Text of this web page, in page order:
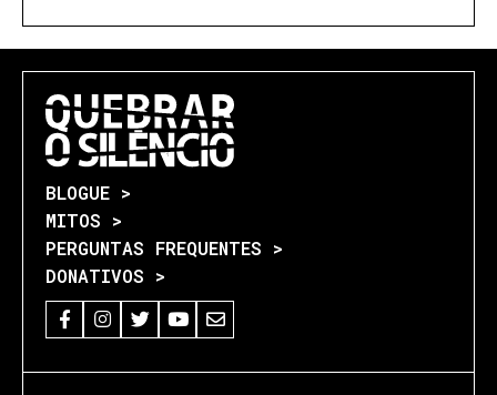
BLOGUE >
MITOS >
PERGUNTAS FREQUENTES >
DONATIVOS >